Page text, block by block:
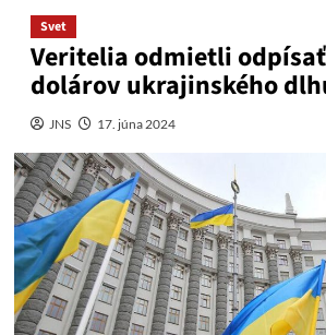
Svet
Veritelia odmietli
dolárov ukrajinského
JNS 17. júna 2024